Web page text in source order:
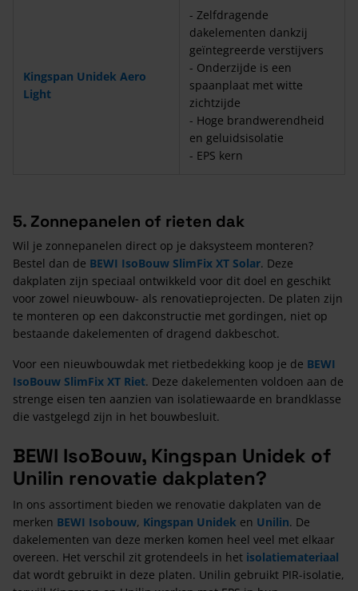
Kingspan Unidek Aero
Light
- Zelfdragende
dakelementen dankzij
geïntegreerde verstijvers
- Onderzijde is een
spaanplaat met witte
zichtzijde
- Hoge brandwerendheid
en geluidsisolatie
- EPS kern
5. Zonnepanelen of rieten dak
Wil je zonnepanelen direct op je daksysteem monteren?
Bestel dan de BEWI IsoBouw SlimFix XT Solar. Deze
dakplaten zijn speciaal ontwikkeld voor dit doel en geschikt
voor zowel nieuwbouw- als renovatieprojecten. De platen zijn
te monteren op een dakconstructie met gordingen, niet op
bestaande dakelementen of dragend dakbeschot.
Voor een nieuwbouwdak met rietbedekking koop je de BEWI
IsoBouw SlimFix XT Riet. Deze dakelementen voldoen aan de
strenge eisen ten aanzien van isolatiewaarde en brandklasse
die vastgelegd zijn in het bouwbesluit.
BEWI IsoBouw, Kingspan Unidek of
Unilin renovatie dakplaten?
In ons assortiment bieden we renovatie dakplaten van de
merken BEWI Isobouw, Kingspan Unidek en Unilin. De
dakelementen van deze merken komen heel veel met elkaar
overeen. Het verschil zit grotendeels in het isolatiemateriaal
dat wordt gebruikt in deze platen. Unilin gebruikt PIR-isolatie,